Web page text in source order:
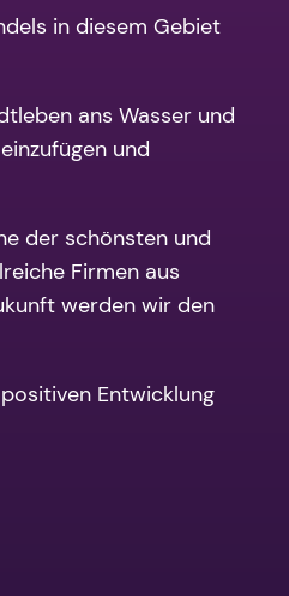
in diesem Gebiet
ans Wasser und
und
der schönsten und
Firmen aus
werden wir den
Entwicklung